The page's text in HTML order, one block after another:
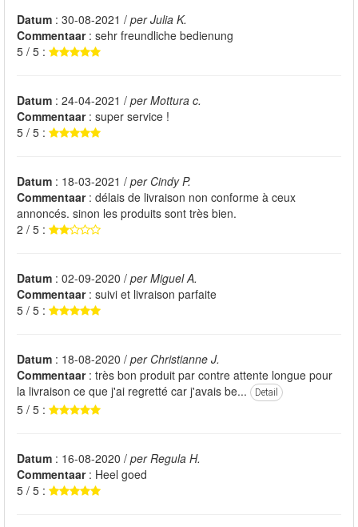
Datum : 30-08-2021 / per Julia K.
Commentaar: sehr freundliche bedienung
5 / 5 :
Datum : 24-04-2021 / per Mottura c.
Commentaar: super service !
5 / 5 :
Datum : 18-03-2021 / per Cindy P.
Commentaar: délais de livraison non conforme à ceux
annoncés. sinon les produits sont très bien.
2 / 5 :
Datum : 02-09-2020 / per Miguel A.
Commentaar: suivi et livraison parfaite
5 / 5 :
Datum : 18-08-2020 / per Christianne J.
Commentaar: très bon produit par contre attente longue pour
la livraison ce que j'ai regretté car j'avais be...
Detail
5 / 5 :
Datum : 16-08-2020 / per Regula H.
Commentaar: Heel goed
5 / 5 :